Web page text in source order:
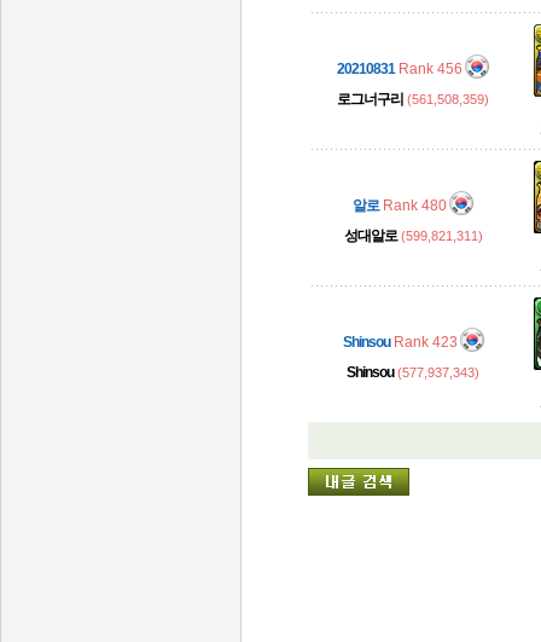
20210831 Rank 456
로그너구리 (561,508,359)
알로 Rank 480
성대알로 (599,821,311)
Shinsou Rank 423
Shinsou (577,937,343)